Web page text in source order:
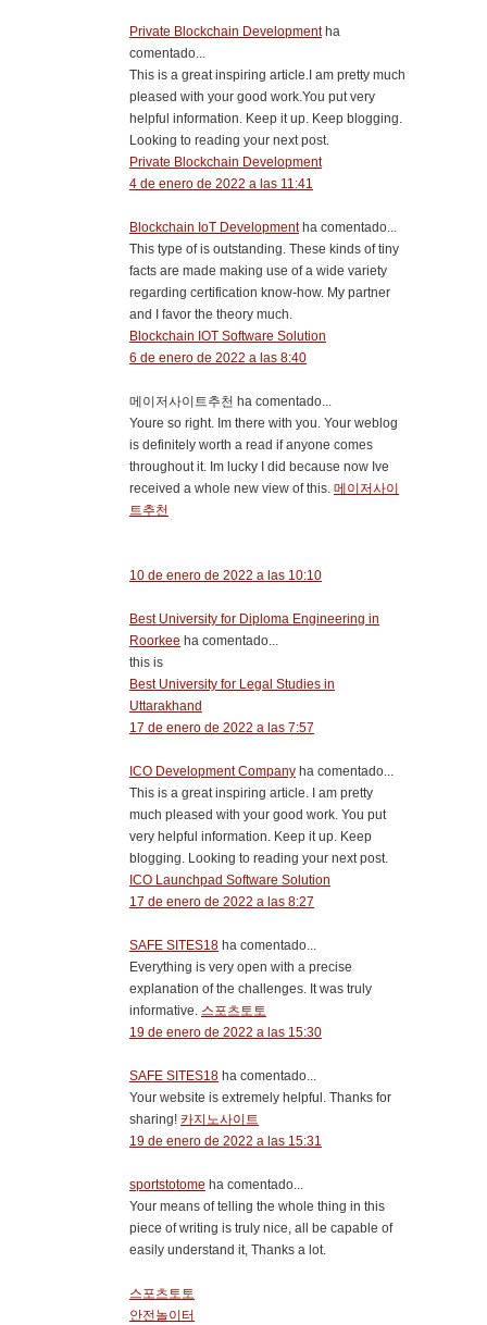
Private Blockchain Developmentha
comentado...
This is a great inspiring article.I am pretty much
pleased with your good work.You put very
helpful information. Keep it up. Keep blogging.
Looking to reading your next post.
Private Blockchain Development
4 de enero de 2022 a las 11:41
Blockchain IoT Developmentha comentado...
This type of is outstanding. These kinds of tiny
facts are made making use of a wide variety
regarding certification know-how. My partner
and I favor the theory much.
Blockchain IOT Software Solution
6 de enero de 2022 a las 8:40
메이저사이트추천 ha comentado...
Youre so right. Im there with you. Your weblog
is definitely worth a read if anyone comes
throughout it. Im lucky I did because now Ive
received a whole new view of this. 메이저사이
트추천
10 de enero de 2022 a las 10:10
Best University for Diploma Engineering in
Roorkee ha comentado...
this is
Best University for Legal Studies in
Uttarakhand
17 de enero de 2022 a las 7:57
ICO Development Company ha comentado...
This is a great inspiring article. I am pretty
much pleased with your good work. You put
very helpful information. Keep it up. Keep
blogging. Looking to reading your next post.
ICO Launchpad Software Solution
17 de enero de 2022 a las 8:27
SAFE SITES18 ha comentado...
Everything is very open with a precise
explanation of the challenges. It was truly
informative. 스포츠토토
19 de enero de 2022 a las 15:30
SAFE SITES18 ha comentado...
Your website is extremely helpful. Thanks for
sharing! 카지노사이트
19 de enero de 2022 a las 15:31
sportstotome ha comentado...
Your means of telling the whole thing in this
piece of writing is truly nice, all be capable of
easily understand it, Thanks a lot.
스포츠토토
안전놀이터